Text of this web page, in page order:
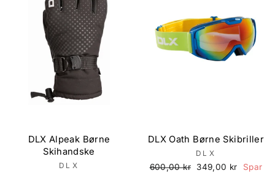
DLX Alpeak Børne
Skihandske
DLX
DLX Oath Børne Skibriller
DLX
Normalpris
600,00 kr Udsalgspris
349,00 kr
Spar